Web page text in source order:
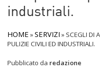
industriali.
HOME »SERVIZI » SCEGLI DI
PULIZIE CIVILI ED INDUSTRIALI.
Pubblicato da redazione